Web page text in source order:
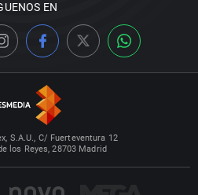
EN
S.A.U., C/ Fuerteventura 12
los Reyes, 28703 Madrid